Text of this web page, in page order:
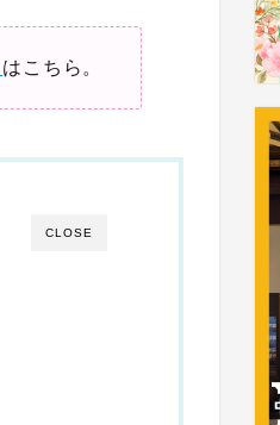
はこちら。
CLOSE